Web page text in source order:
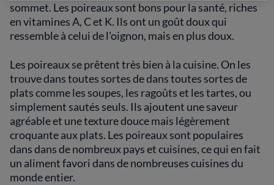
sommet. Les poireaux sont bons pour la santé, riches
en vitamines A, C et K. Ils ont un goût doux qui
ressemble à celui de l'oignon, mais en plus doux.
Les poireaux se prêtent très bien à la cuisine. On les
trouve dans toutes sortes de dans toutes sortes de
plats comme les soupes, les ragoûts et les tartes, ou
simplement sautés seuls. Ils ajoutent une saveur
agréable et une texture douce mais légèrement
croquante aux plats. Les poireaux sont populaires
dans dans de nombreux pays et cuisines, ce qui en fait
un aliment favori dans de nombreuses cuisines du
monde entier.